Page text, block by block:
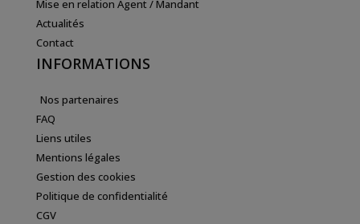
Mise en relation Agent / Mandant
Actualités
Contact
INFORMATIONS
Nos partenaires
FAQ
Liens utiles
Mentions légales
Gestion des cookies
Politique de confidentialité
CGV